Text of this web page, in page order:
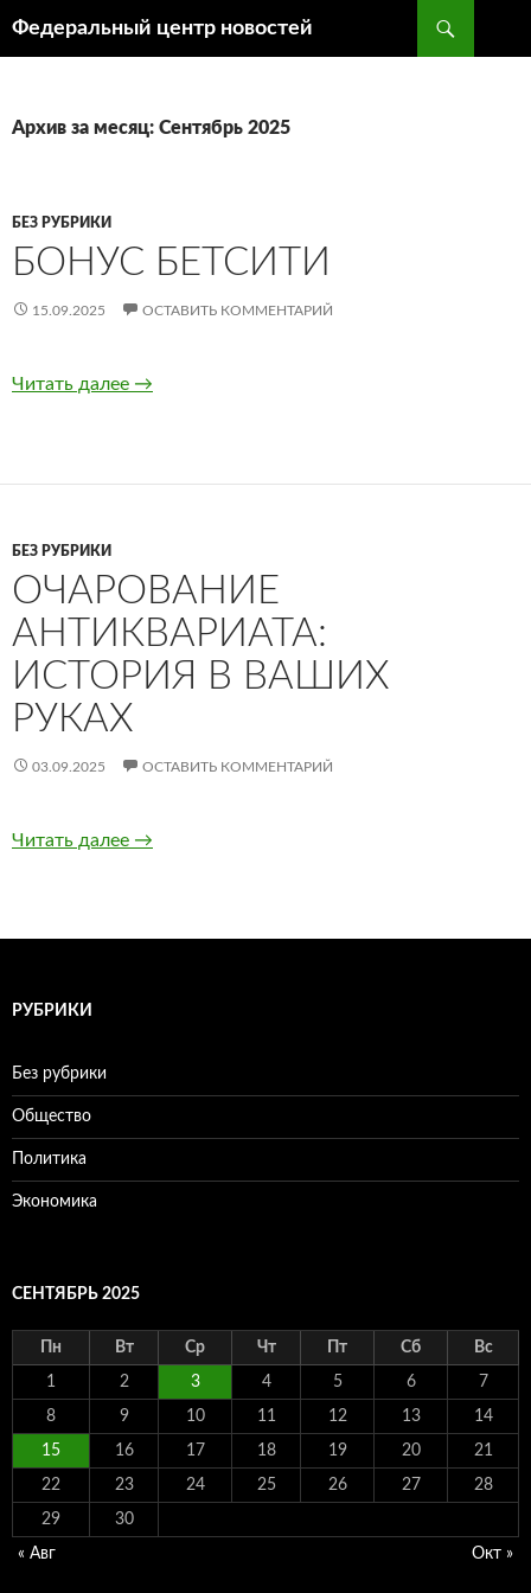
Федеральный центр новостей
Архив за месяц: Сентябрь 2025
БЕЗ РУБРИКИ
БОНУС БЕТСИТИ
15.09.2025 ОСТАВИТЬ КОММЕНТАРИЙ
Читать далее Бонус Бетсити
→
БЕЗ РУБРИКИ
ОЧАРОВАНИЕ
АНТИКВАРИАТА:
ИСТОРИЯ В ВАШИХ
РУКАХ
03.09.2025 ОСТАВИТЬ КОММЕНТАРИЙ
Читать далее Очарование антиквариата: история в ваших
→
РУБРИКИ
Без рубрики
Общество
Политика
Экономика
СЕНТЯБРЬ 2025
Пн Вт Ср Чт Пт Сб Вс
1 2 3 4 5 6 7
8 9 10 11 12 13 14
15 16 17 18 19 20 21
22 23 24 25 26 27 28
29 30
« Авг Окт »